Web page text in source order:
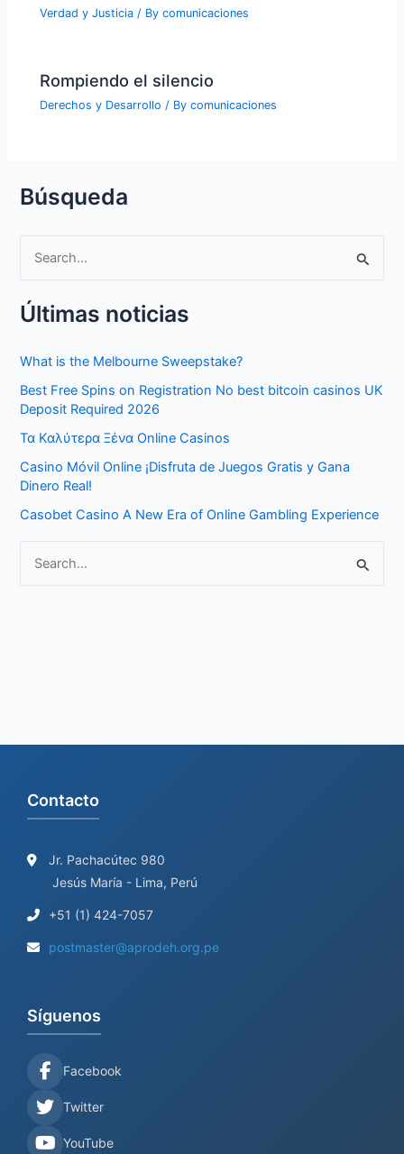
Verdad y Justicia / Bycomunicaciones
Rompiendo el silencio
Derechos y Desarrollo / Bycomunicaciones
Búsqueda
a
c
h
f
o
r
Últimas noticias
What is the Melbourne Sweepstake?
Best Free Spins on Registration No best bitcoin casinos UK
Deposit Required 2026
Τα Καλύτερα Ξένα Online Casinos
Casino Móvil Online ¡Disfruta de Juegos Gratis y Gana
Dinero Real!
Casobet Casino A New Era of Online Gambling Experience
Contacto
Jr. Pachacútec 980
Jesús María - Lima, Perú
+51 (1) 424-7057
postmaster@aprodeh.org.pe
Síguenos
Facebook
Twitter
YouTube